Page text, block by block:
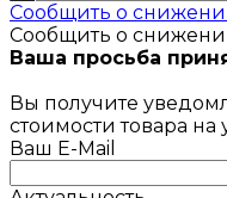
Сообщить о
Сообщить о
Ваша просьба
Вы получите
стоимости товара
Ваш E-Mail